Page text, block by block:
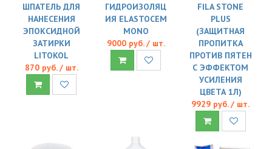
ШПАТЕЛЬ ДЛЯ
НАНЕСЕНИЯ
ЭПОКСИДНОЙ
ЗАТИРКИ
LITOKOL
870 руб. / шт.
ГИДРОИЗОЛЯЦ
ИЯ ELASTOCEM
MONO
9000 руб. / шт.
FILA STONE
PLUS
(ЗАЩИТНАЯ
ПРОПИТКА
ПРОТИВ ПЯТЕН
С ЭФФЕКТОМ
УСИЛЕНИЯ
ЦВЕТА 1Л)
9929 руб. / шт.